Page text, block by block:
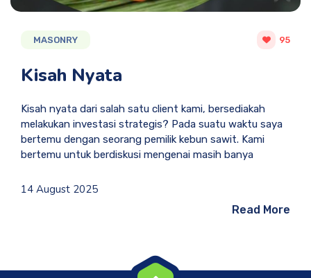
MASONRY 95
Kisah Nyata
Kisah nyata dari salah satu client kami, bersediakah
melakukan investasi strategis? Pada suatu waktu saya
bertemu dengan seorang pemilik kebun sawit. Kami
bertemu untuk berdiskusi mengenai masih banya
14 August 2025
Read More